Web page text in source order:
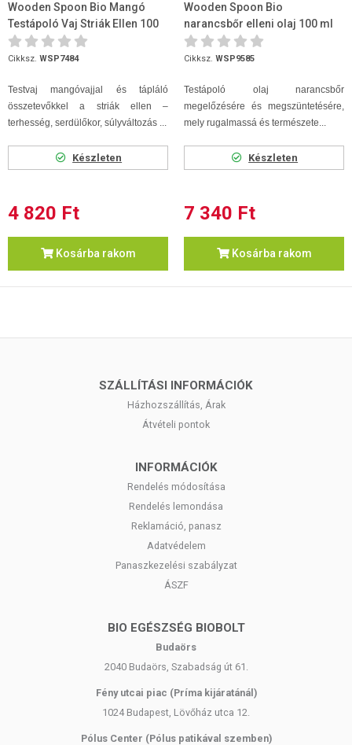
Wooden Spoon Bio Mangó
Testápoló Vaj Striák Ellen 100
ml
Cikksz. WSP7484
Testvaj mangóvajjal és tápláló
összetevőkkel a striák ellen –
terhesség, serdülőkor, súlyváltozás ...
Készleten
4 820 Ft
Kosárba rakom
Wooden Spoon Bio
narancsbőr elleni olaj 100 ml
Cikksz. WSP9585
Testápoló olaj narancsbőr
megelőzésére és megszüntetésére,
mely rugalmassá és természete...
Készleten
7 340 Ft
Kosárba rakom
SZÁLLÍTÁSI INFORMÁCIÓK
Házhozszállítás, Árak
Átvételi pontok
INFORMÁCIÓK
Rendelés módosítása
Rendelés lemondása
Reklamáció, panasz
Adatvédelem
Panaszkezelési szabályzat
ÁSZF
BIO EGÉSZSÉG BIOBOLT
Budaörs
2040 Budaörs, Szabadság út 61.
Fény utcai piac (Príma kijáratánál)
1024 Budapest, Lövőház utca 12.
Pólus Center (Pólus patikával szemben)